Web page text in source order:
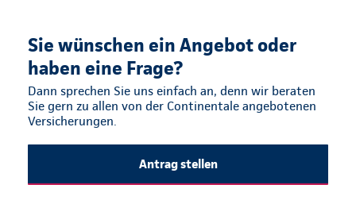
Sie wünschen ein Angebot oder
haben eine Frage?
Dann sprechen Sie uns einfach an, denn wir beraten
Sie gern zu allen von der Continentale angebotenen
Versicherungen.
Antrag stellen